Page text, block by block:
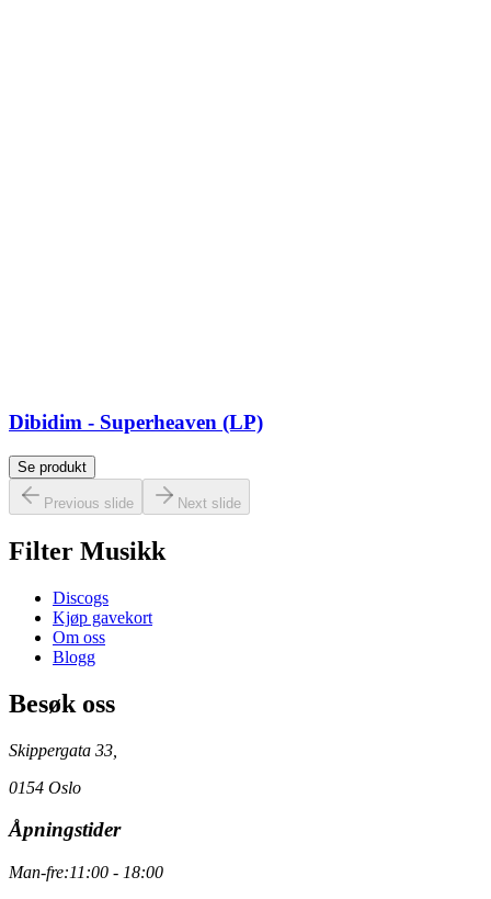
Dibidim - Superheaven (LP)
Se produkt
Previous slide Next slide
Filter Musikk
Discogs
Kjøp gavekort
Om oss
Blogg
Besøk oss
Skippergata 33,
0154 Oslo
Åpningstider
Man-fre:11:00 - 18:00